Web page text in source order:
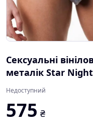
Сексуальні
металік Star
Недоступний
575 ₴